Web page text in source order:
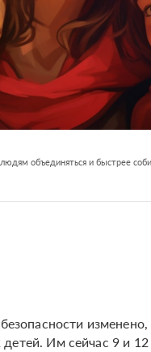
людям объединяться и быстрее
Им сейчас 9 и 12